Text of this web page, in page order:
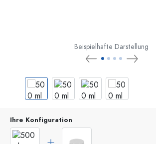
Beispielhafte Darstellung
Ihre Konfiguration